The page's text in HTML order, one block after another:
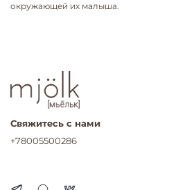
окружающей их малыша.
Свяжитесь с нами
+78005500286